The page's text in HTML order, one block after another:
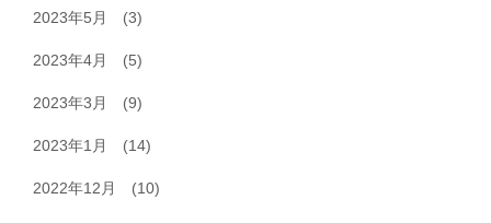
2023年5月 (3)
2023年4月 (5)
2023年3月 (9)
2023年1月 (14)
2022年12月 (10)